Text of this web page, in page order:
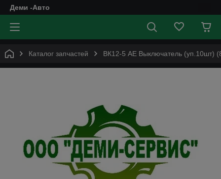
Деми -Авто
Каталог запчастей ВК12-5 AE Выключатель (уп.10шт)